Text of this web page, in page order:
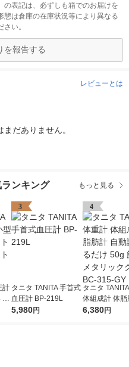
の表記は、必ずしも箱でのお届けを
態は倉庫の在庫状況等により異なる
い。
を報告する
レビューとは
だありません。
ンキング もっと見る
計
コ
3
タニタ TANITA 手首式
血圧計 BP-219L
5,980円
4
タニタ
体組成計 体脂
動認識 乗る
6,380円